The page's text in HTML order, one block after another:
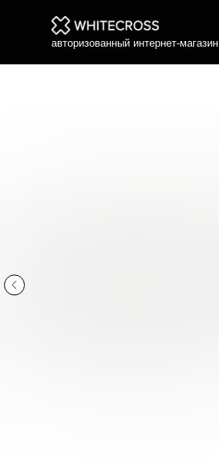
авторизованный интернет-магазин